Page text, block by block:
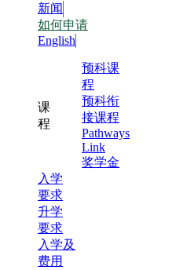
新闻
如何申请
English
课
程
预科课
程
预科衔
接课程
Pathways
Link
奖学金
入学
要求
升学
要求
入学及
费用